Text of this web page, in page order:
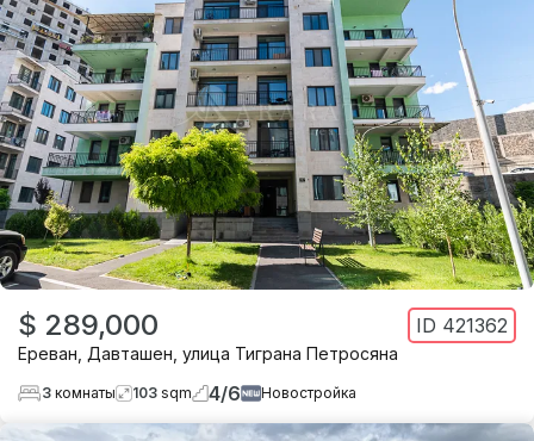
$ 289,000 ID 421362
Ереван Давташен улица Тиграна Петросяна
3 комнаты 103 sqm 4/6 Новостройка